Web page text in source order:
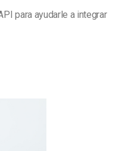
para ayudarle a integrar